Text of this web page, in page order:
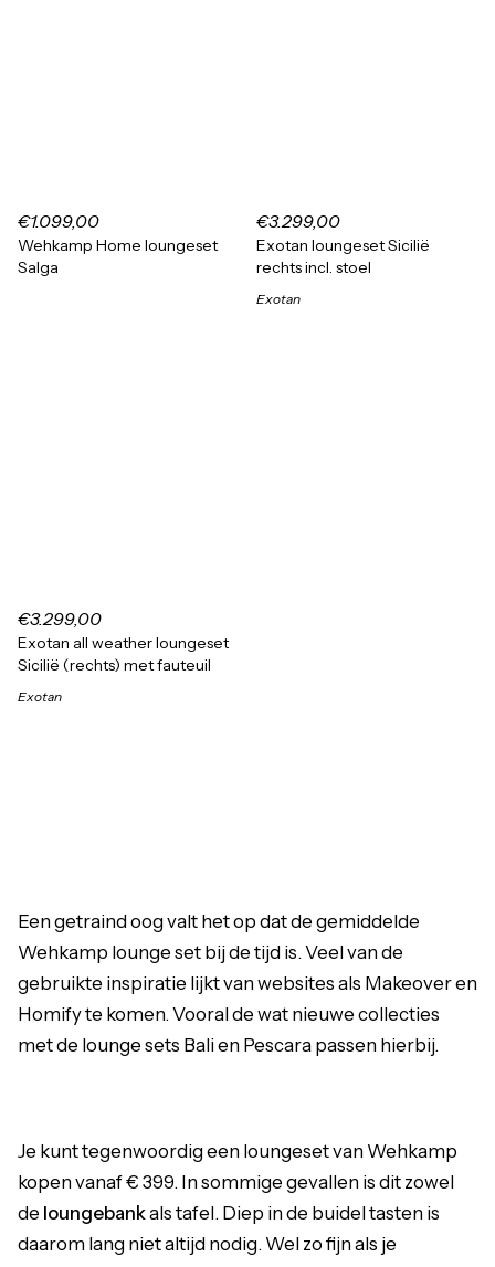
€1.099,00
Wehkamp Home loungeset
Salga
€3.299,00
Exotan loungeset Sicilië
rechts incl. stoel
Exotan
€3.299,00
Exotan all weather loungeset
Sicilië (rechts) met fauteuil
Exotan
Een getraind oog valt het op dat de gemiddelde
Wehkamp lounge set bij de tijd is. Veel van de
gebruikte inspiratie lijkt van websites als Makeover en
Homify te komen. Vooral de wat nieuwe collecties
met de lounge sets Bali en Pescara passen hierbij.
Je kunt tegenwoordig een loungeset van Wehkamp
kopen vanaf € 399. In sommige gevallen is dit zowel
de loungebankals tafel. Diep in de buidel tasten is
daarom lang niet altijd nodig. Wel zo fijn als je